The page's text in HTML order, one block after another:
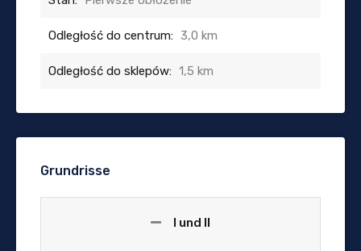
Odległość do centrum: 3,0 km
Odległość do sklepów: 1,5 km
Grundrisse
I und II